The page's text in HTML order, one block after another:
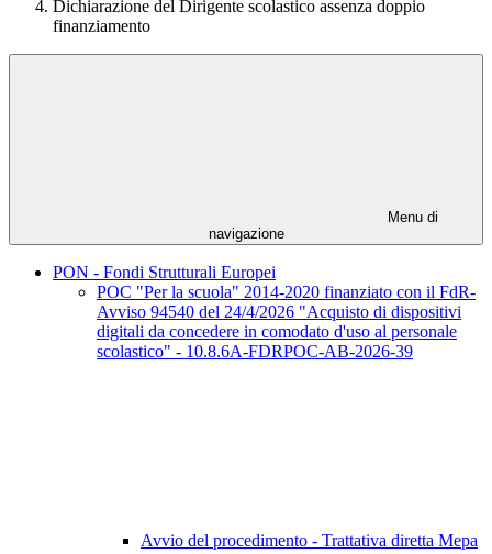
Dichiarazione del Dirigente scolastico assenza doppio
finanziamento
Menu di
navigazione
PON - Fondi Strutturali Europei
POC "Per la scuola" 2014-2020 finanziato con il FdR-
Avviso 94540 del 24/4/2026 "Acquisto di dispositivi
digitali da concedere in comodato d'uso al personale
scolastico" - 10.8.6A-FDRPOC-AB-2026-39
Avvio del procedimento - Trattativa diretta Mepa